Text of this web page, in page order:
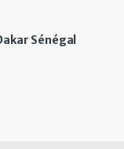
Sénégal